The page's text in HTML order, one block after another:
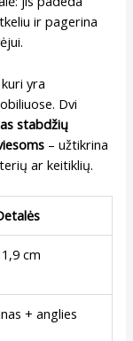
ir pagerina
yra
Dvi
stabdžių
– užtikrina
ar keitiklių.
cm
+ anglies